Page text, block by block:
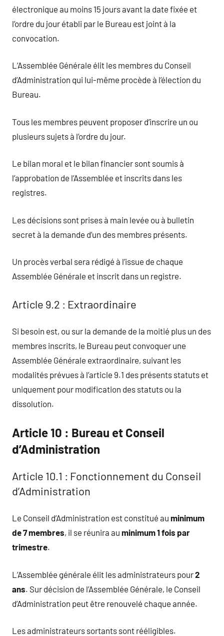
électronique au moins 15 jours avant la date fixée et
l’ordre du jour établi par le Bureau est joint à la
convocation.
L’Assemblée Générale élit les membres du Conseil
d’Administration qui lui-même procède à l’élection du
Bureau.
Tous les membres peuvent proposer d’inscrire un ou
plusieurs sujets à l’ordre du jour.
Le bilan moral et le bilan financier sont soumis à
l’approbation de l’Assemblée et inscrits dans les
registres.
Les décisions sont prises à main levée ou à bulletin
secret à la demande d’un des membres présents.
Un procès verbal sera rédigé à l’issue de chaque
Assemblée Générale et inscrit dans un registre.
Article 9.2 : Extraordinaire
Si besoin est, ou sur la demande de la moitié plus un des
membres inscrits, le Bureau peut convoquer une
Assemblée Générale extraordinaire, suivant les
modalités prévues à l’article 9.1 des présents statuts et
uniquement pour modification des statuts ou la
dissolution.
Article 10 : Bureau et Conseil
d’Administration
Article 10.1 : Fonctionnement du Conseil
d’Administration
Le Conseil d’Administration est constitué au minimum
de 7 membres, il se réunira au minimum 1 fois par
trimestre.
L’Assemblée générale élit les administrateurs pour2
ans. Sur décision de l’Assemblée Générale, le Conseil
d’Administration peut être renouvelé chaque année.
Les administrateurs sortants sont rééligibles.